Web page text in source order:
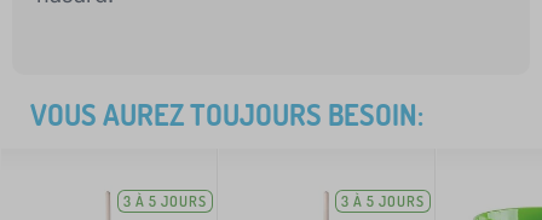
VOUS AUREZ TOUJOURS BESOIN:
3 À 5 JOURS 3 À 5 JOURS